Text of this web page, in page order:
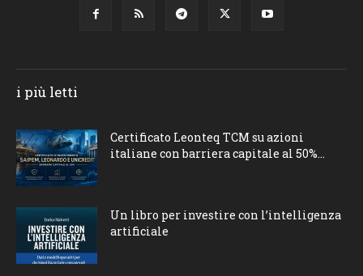
i più letti
Certificato Leonteq TCM su azioni
italiane con barriera capitale al 50%...
Un libro per investire con l’intelligenza
artificiale